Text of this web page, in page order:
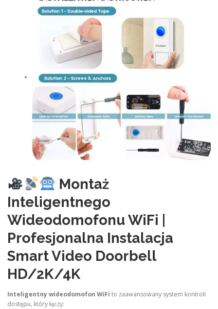
Montaż
Inteligentnego
Wideodomofonu WiFi |
Profesjonalna Instalacja
Smart Video Doorbell
HD/2K/4K
Inteligentny wideodomofon WiFi to zaawansowany system kontroli
dostępu, który łączy: